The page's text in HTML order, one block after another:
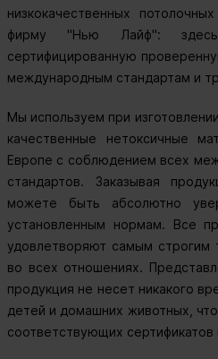
низкокачественных
фирму "Нью Лайф":
сертифицированную
международным стандартам и
Мы используем при
качественные нетоксичные
Европе с соблюдением всех
стандартов. Заказывая
можете быть абсолютно
установленным нормам. Все
удовлетворяют самым строгим
во всех отношениях.
продукция не несет никакого
детей и домашних животных,
соответствующих сертификатов